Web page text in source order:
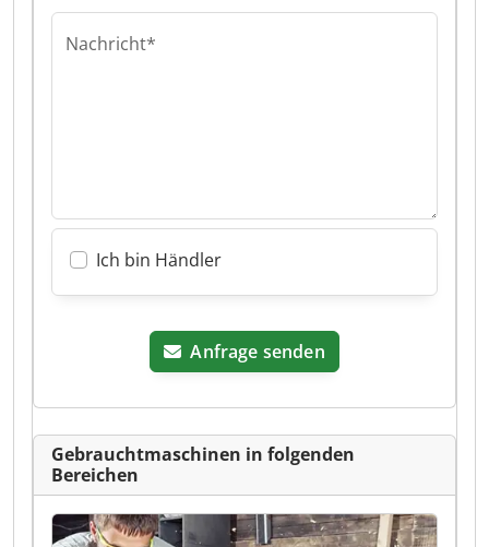
Nachricht*
Ich bin Händler
Anfrage senden
Gebrauchtmaschinen in folgenden
Bereichen